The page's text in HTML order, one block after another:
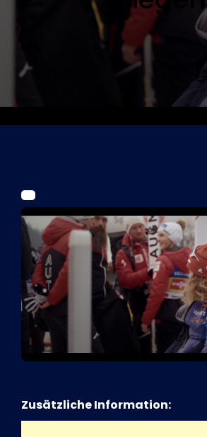
Zusätzliche Information: